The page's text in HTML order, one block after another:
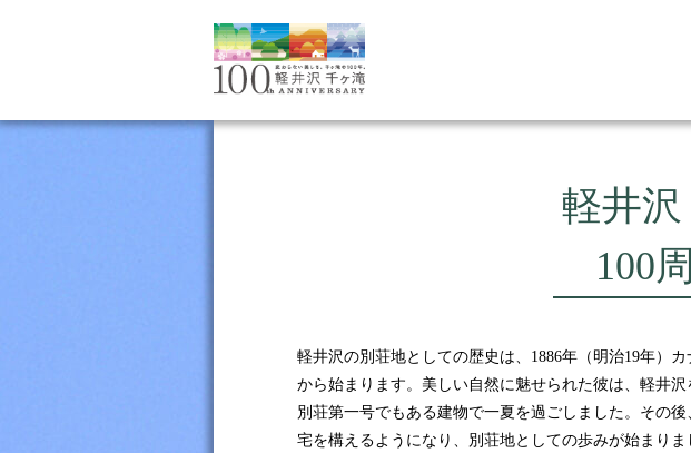
軽井
100
軽井沢の別荘地としての歴史は、1886年（明治19年）
から始まります。美しい自然に魅せられた彼は、軽井
別荘第一号でもある建物で一夏を過ごしました。その
宅を構えるようになり、別荘地としての歩みが始まり